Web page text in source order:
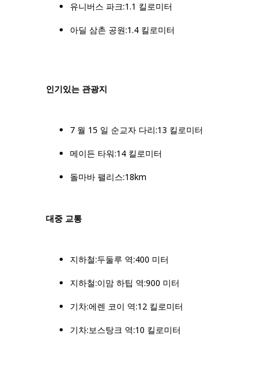
유니버스 파크:1.1 킬로미터
아딜 삼촌 공원:1.4 킬로미터
인기있는 관광지
7 월 15 일 순교자 다리:13 킬로미터
메이든 타워:14 킬로미터
돌마바 팰리스:18km
대중 교통
지하철:두둘루 역:400 미터
지하철:이맘 하팁 역:900 미터
기차:에렌 코이 역:12 킬로미터
기차:보스탕크 역:10 킬로미터